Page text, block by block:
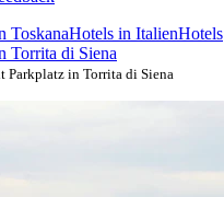
ToskanaHotels in ItalienHotels
Torrita di Siena
Parkplatz in Torrita di Siena